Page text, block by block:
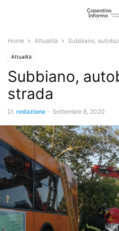
Home Attualità Subbiano,
Attualità
Subbiano,
strada
Di redazione - Settembre 8, 2020